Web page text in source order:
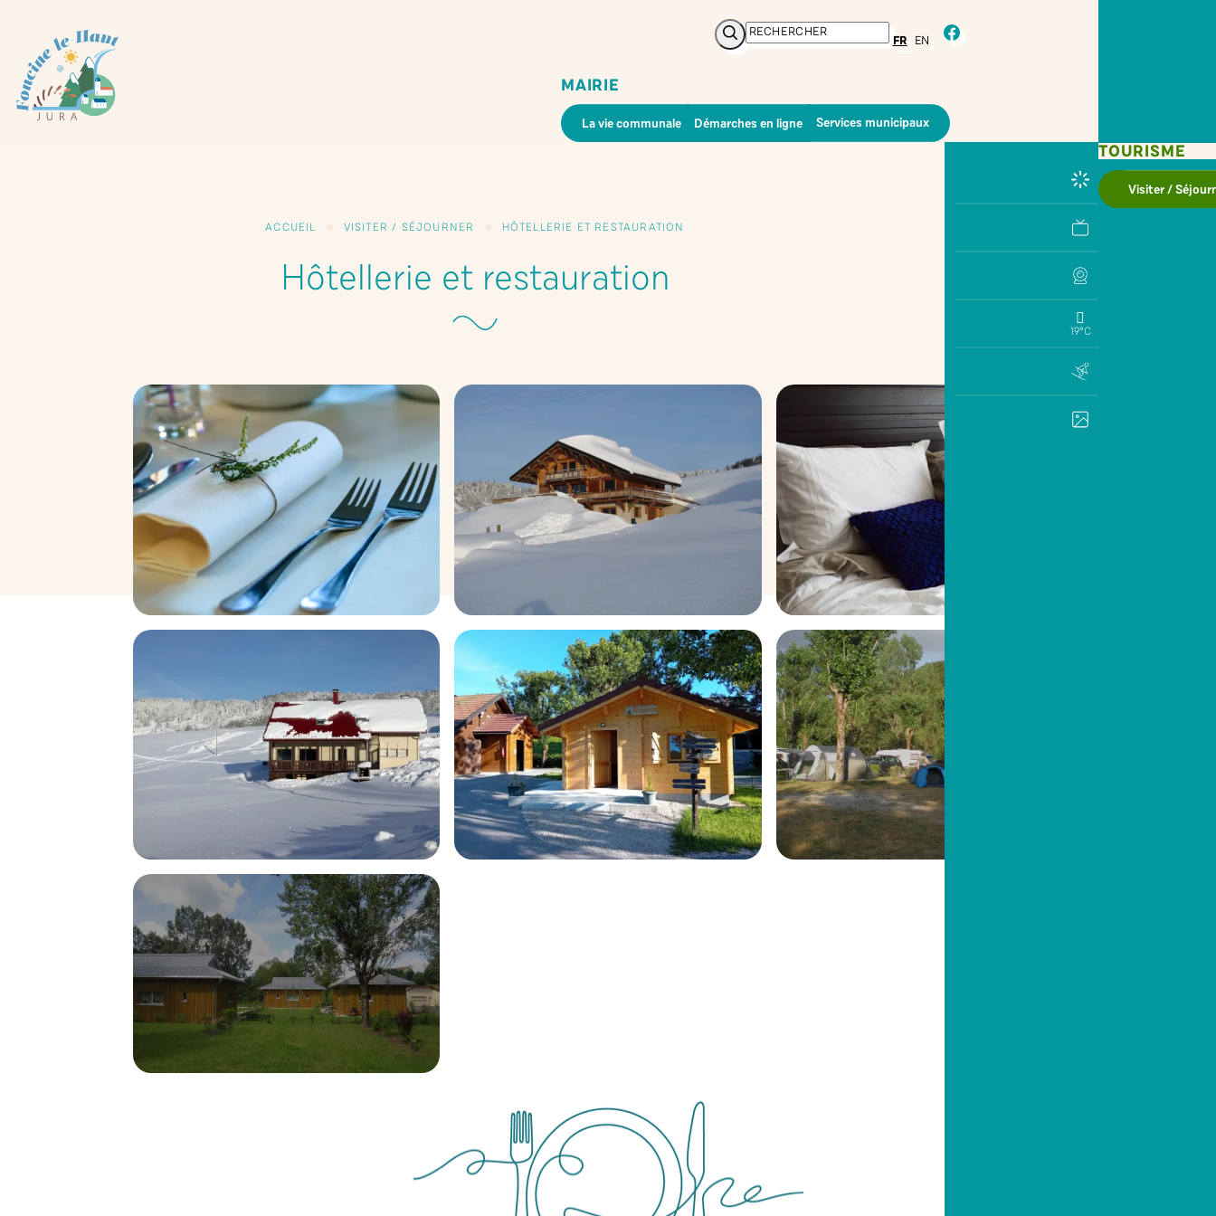
Rechercher FR EN facebook
MAIRIE
La vie communale Démarches en ligne Services municipaux
TOURISME
Visiter /
19°C
ACCUEIL VISITER / SÉJOURNER HÔTELLERIE ET RESTAURATION
Hôtellerie et restauration
Hôtels et restaurants Gîtes meublés Chambres d’hôtes
Accueil de groupe